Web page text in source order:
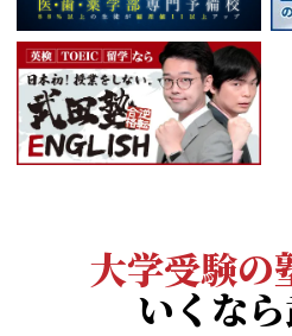
大学受験の
いくな